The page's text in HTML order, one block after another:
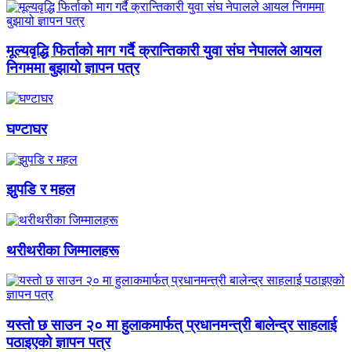
मूल्यवृद्धि फिर्ताको माग गर्दै क्रान्तिकारी युवा संघ नेपालले आयल
निगममा बुझायो ज्ञापन पत्र
घण्टाघर
झुपडि र महल
थरीथरीका जिम्मालहरू
यस्तो छ साउन २० मा हुलाकमार्फत् प्रधानमन्त्री बालेन्द्र साहलाई
पठाइएको ज्ञापन पत्र